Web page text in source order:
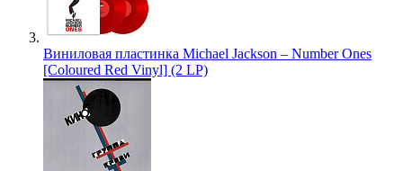
Виниловая пластинка Michael Jackson – Number Ones
[Coloured Red Vinyl] (2 LP)